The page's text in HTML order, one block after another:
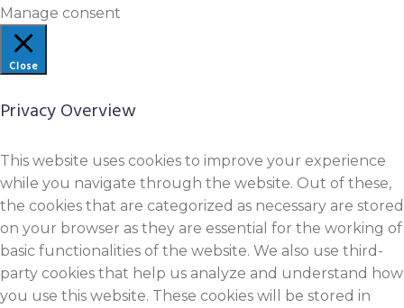
Manage consent
Close
Privacy Overview
This website uses cookies to improve your experience
while you navigate through the website. Out of these,
the cookies that are categorized as necessary are stored
on your browser as they are essential for the working of
basic functionalities of the website. We also use third-
party cookies that help us analyze and understand how
you use this website. These cookies will be stored in